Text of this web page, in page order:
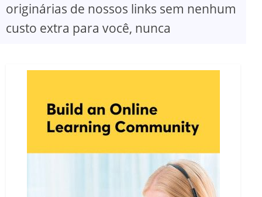
originárias de nossos links sem nenhum
custo extra para você, nunca